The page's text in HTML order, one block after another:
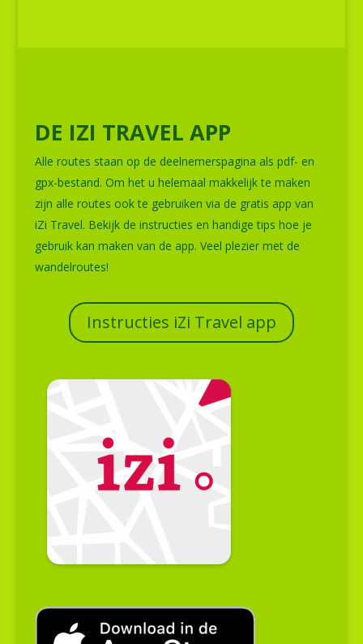
DE IZI TRAVEL APP
Alle routes staan op de deelnemerspagina als pdf- en
gpx-bestand. Om het u helemaal makkelijk te maken
zijn alle routes ook te gebruiken via de gratis app van
iZi Travel. Bekijk de instructies en handige tips hoe je
gebruik kan maken van de app. Veel plezier met de
wandelroutes!
Instructies iZi Travel app